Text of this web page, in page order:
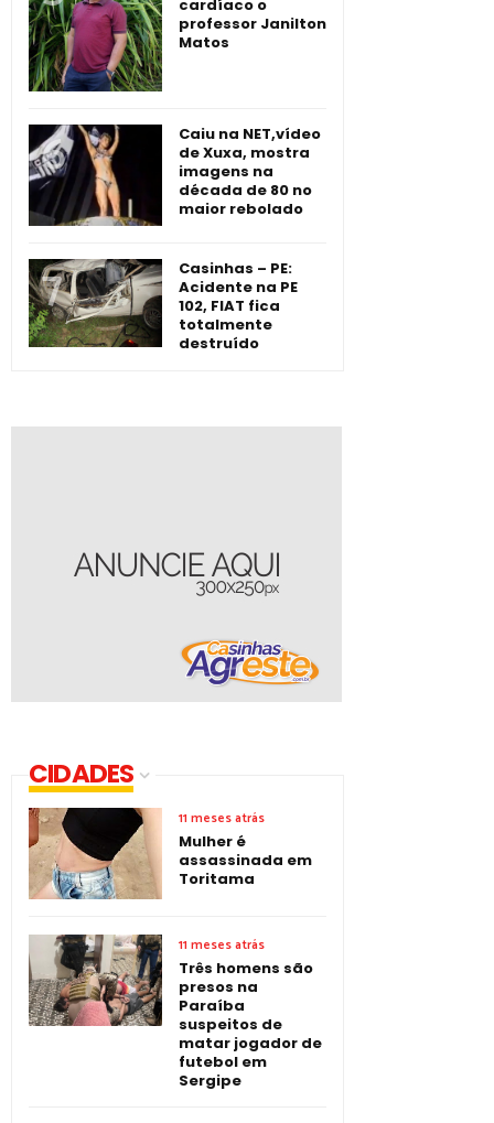
cardíaco o
professor Janilton
Matos
Caiu na NET,vídeo
de Xuxa, mostra
imagens na
década de 80 no
maior rebolado
Casinhas – PE:
Acidente na PE
102, FIAT fica
totalmente
destruído
CIDADES
11 meses atrás
Mulher é
assassinada em
Toritama
11 meses atrás
Três homens são
presos na
Paraíba
suspeitos de
matar jogador de
futebol em
Sergipe